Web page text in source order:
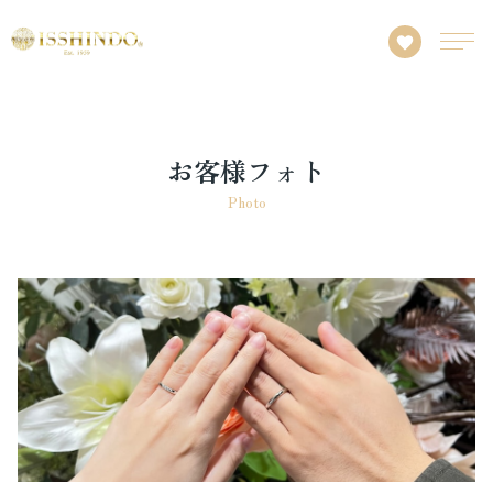
お客様フォト
Photo